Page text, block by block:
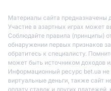
Материалы сайта предназначены
Участие в азартных играх может
Соблюдайте правила (принципы)
обнаружении первых признаков
обратитесь к специалисту.
может быть источником доходов
Информационный ресурс bet.ua
виртуальные деньги, также сайт
оплату ставок и других